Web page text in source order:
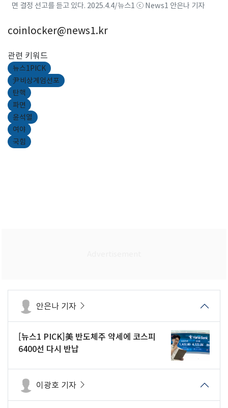
면 결정 선고를 듣고 있다. 2025.4.4/뉴스1 ⓒ News1 안은나 기자
coinlocker@news1.kr
관련 키워드
뉴스1PICK
尹비상계엄선포
탄핵
파면
윤석열
여야
국힘
안은나 기자
[뉴스1 PICK]美 반도체주 약세에 코스피
6400선 다시 반납
이광호 기자